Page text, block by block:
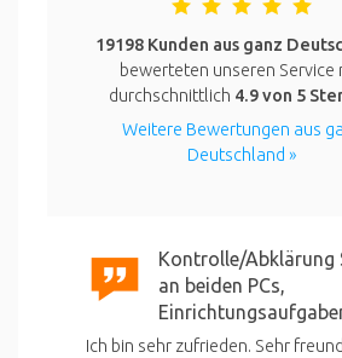
19198 Kunden aus ganz
bewerteten unseren Service
durchschnittlich 4.9von 5
Weitere Bewertungen aus
Deutschland »
Kontrolle/Abklärung
an beiden PCs,
Ich bin sehr zufrieden. Sehr